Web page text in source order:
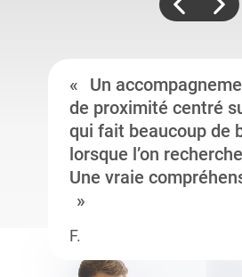
Un
de proximité centré
qui fait beaucoup de
lorsque l’on
Une vraie
F.